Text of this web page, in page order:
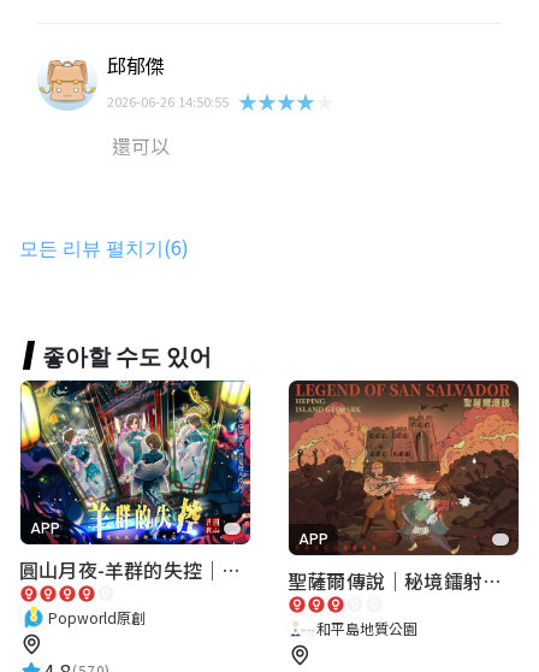
邱郁傑
2026-06-26 14:50:55 ★★★★★
還可以
黃丞宇
張心澄
2026-06-26 14:52:14 ★★★★★
67
呂鈁宜
2026-05-29 15:40:44 ★★★★★
모든 리뷰 펼치기(6)
좋아할 수도 있어
APP
圓山月夜-羊群的失控｜圓山飯店 ARG實境解謎遊戲
Popworld原創
APP
聖薩爾傳說｜秘境鐳射激戰
和平島地質公園